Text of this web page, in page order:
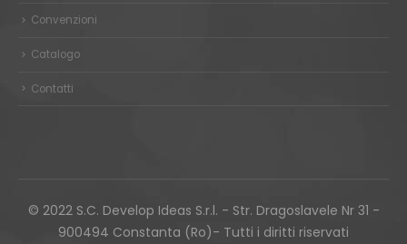
Convenzioni
Catalogo
Contatti
© 2022 S.C. Develop Ideas S.r.l. - Str. Dragoslavele Nr 31 -
900494 Constanta (Ro)- Tutti i diritti riservati